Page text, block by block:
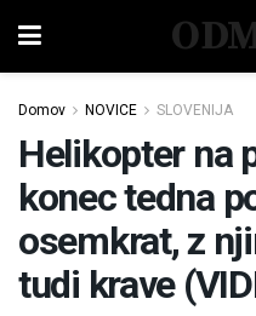
Domov NOVICE SLOVENIJA
Helikopter na
konec tedna
osemkrat, z
tudi krave